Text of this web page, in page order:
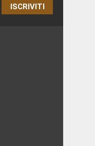
ISCRIVITI